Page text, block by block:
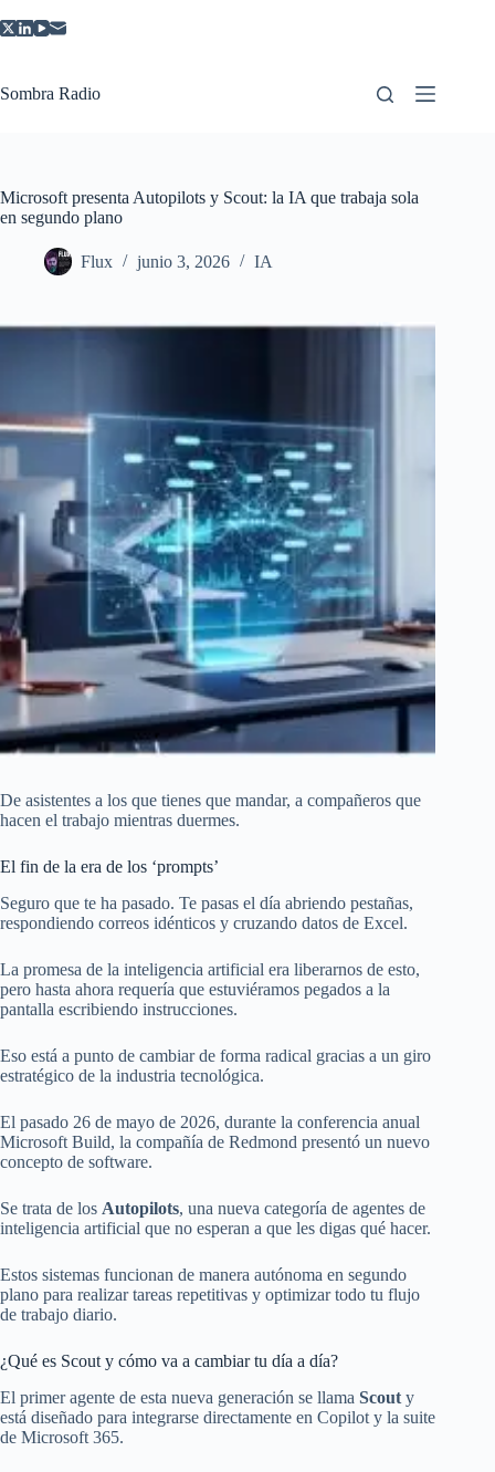
al
Sombra Radio
Microsoft presenta Autopilots y Scout: la IA que trabaja sola
en segundo plano
Flux junio 3, 2026 IA
De asistentes a los que tienes que mandar, a compañeros que
hacen el trabajo mientras duermes.
El fin de la era de los ‘prompts’
Seguro que te ha pasado. Te pasas el día abriendo pestañas,
respondiendo correos idénticos y cruzando datos de Excel.
La promesa de la inteligencia artificial era liberarnos de esto,
pero hasta ahora requería que estuviéramos pegados a la
pantalla escribiendo instrucciones.
Eso está a punto de cambiar de forma radical gracias a un giro
estratégico de la industria tecnológica.
El pasado 26 de mayo de 2026, durante la conferencia anual
Microsoft Build, la compañía de Redmond presentó un nuevo
concepto de software.
Se trata de los Autopilots, una nueva categoría de agentes de
inteligencia artificial que no esperan a que les digas qué hacer.
Estos sistemas funcionan de manera autónoma en segundo
plano para realizar tareas repetitivas y optimizar todo tu flujo
de trabajo diario.
¿Qué es Scout y cómo va a cambiar tu día a día?
El primer agente de esta nueva generación se llama Scout y
está diseñado para integrarse directamente en Copilot y la suite
de Microsoft 365.